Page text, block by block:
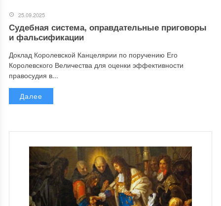
25.09.2025
Судебная система, оправдательные приговоры
и фальсификации
Доклад Королевской Канцелярии по поручению Его
Королевского Величества для оценки эффективности
правосудия в...
Далее